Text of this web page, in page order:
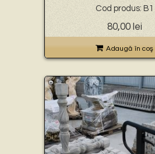
Cod produs: B1
80,00 lei
Adaugă în coş